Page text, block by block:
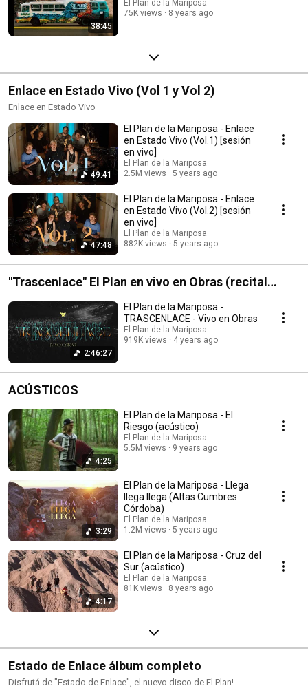
38:45
El Plan de la Mariposa
75K views
8 years ago
Enlace en Estado Vivo (Vol 1 y Vol 2)
Enlace en Estado Vivo
49:41
El Plan de la Mariposa - Enlace
en Estado Vivo (Vol.1) [sesión
en vivo]
El Plan de la Mariposa
2.5M views
5 years ago
47:48
El Plan de la Mariposa - Enlace
en Estado Vivo (Vol.2) [sesión
en vivo]
El Plan de la Mariposa
882K views
5 years ago
"Trascenlace" El Plan en vivo en Obras (recital
completo)
2:46:27
El Plan de la Mariposa -
TRASCENLACE - Vivo en Obras
El Plan de la Mariposa
919K views
4 years ago
ACÚSTICOS
4:25
El Plan de la Mariposa - El
Riesgo (acústico)
El Plan de la Mariposa
5.5M views
9 years ago
3:29
El Plan de la Mariposa - Llega
llega llega (Altas Cumbres
Córdoba)
El Plan de la Mariposa
1.2M views
5 years ago
4:17
El Plan de la Mariposa - Cruz del
Sur (acústico)
El Plan de la Mariposa
81K views
8 years ago
Estado de Enlace álbum completo
Disfrutá de "Estado de Enlace", el nuevo disco de El Plan!